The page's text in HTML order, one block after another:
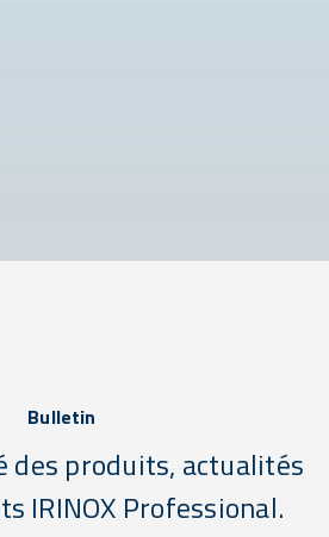
Bulletin
des produits, actualités
IRINOX Professional.